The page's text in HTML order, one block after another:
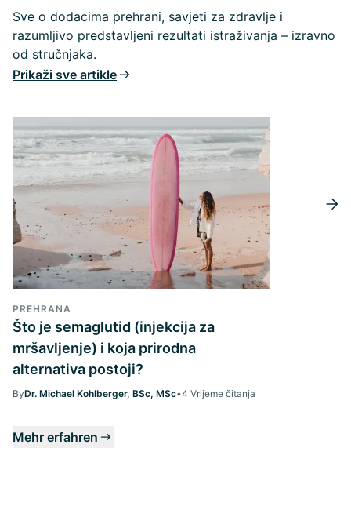
Sve o dodacima prehrani, savjeti za zdravlje i
razumljivo predstavljeni rezultati istraživanja – izravno
od stručnjaka.
Prikaži sve artikle
PREHRANA
Što je semaglutid (injekcija za
mršavljenje) i koja prirodna
alternativa postoji?
ByDr. Michael Kohlberger, BSc, MSc•4 Vrijeme čitanja
Mehr erfahren